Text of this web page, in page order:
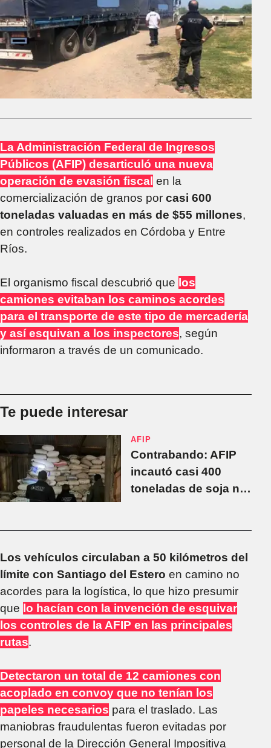
La Administración Federal de Ingresos
Públicos (AFIP) desarticuló una nueva
operación de evasión fiscal en la
comercialización de granos por casi 600
toneladas valuadas en más de $55 millones,
en controles realizados en Córdoba y Entre
Ríos.
El organismo fiscal descubrió que los
camiones evitaban los caminos acordes
para el transporte de este tipo de mercadería
y así esquivan a los inspectores, según
informaron a través de un comunicado.
Te puede interesar
AFIP
Contrabando: AFIP
incautó casi 400
toneladas de soja no
Los vehículos circulaban a 50 kilómetros del
límite con Santiago del Estero en camino no
acordes para la logística, lo que hizo presumir
que lo hacían con la invención de esquivar
los controles de la AFIP en las principales
rutas.
Detectaron un total de 12 camiones con
acoplado en convoy que no tenían los
papeles necesarios para el traslado. Las
maniobras fraudulentas fueron evitadas por
personal de la Dirección General Impositiva